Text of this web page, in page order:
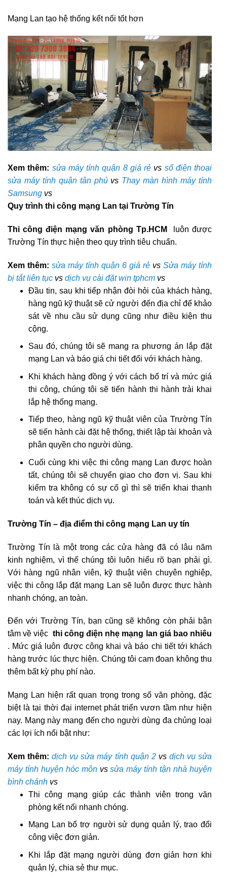
Mạng Lan tạo hệ thống kết nối tốt hơn
Xem thêm: sửa máy tính quận 8 giá rẻ vs số điện thoại
sửa máy tính quận tân phúvs Thay màn hình máy tính
Samsung vs
Quy trình thi công mạng Lan tại Trường Tín
Thi công điện mạng văn phòng Tp.HCM
luôn được
Trường Tín thực hiện theo quy trình tiêu chuẩn.
Xem thêm: sửa máy tính quận 6 giá rẻ vs Sửa máy tính
bị tắt liên tục vs dịch vụ cài đặt win tphcm vs
Đầu tin, sau khi tiếp nhận đòi hỏi của khách hàng,
hàng ngũ kỹ thuật sẽ cử người đến địa chỉ để khảo
sát về nhu cầu sử dụng cũng như điều kiện thu
cộng.
Sau đó, chúng tôi sẽ mang ra phương án lắp đặt
mạng Lan và báo giá chi tiết đối với khách hàng.
Khi khách hàng đồng ý với cách bố trí và mức giá
thi công, chúng tôi sẽ tiến hành thi hành trải khai
lắp hệ thống mạng.
Tiếp theo, hàng ngũ kỹ thuật viên của Trường Tín
sẽ tiến hành cài đặt hệ thống, thiết lập tài khoản và
phân quyền cho người dùng.
Cuối cùng khi việc thi công mạng Lan được hoàn
tất, chúng tôi sẽ chuyển giao cho đơn vị. Sau khi
kiểm tra không có sự cố gì thì sẽ triển khai thanh
toán và kết thúc dịch vụ.
Trường Tín – địa điểm thi công mạng Lan uy tín
Trường Tín là một trong các cửa hàng đã có lâu năm
kinh nghiệm, vì thế chúng tôi luôn hiểu rõ bạn phải gì.
Với hàng ngũ nhân viên, kỹ thuật viên chuyên nghiệp,
việc thi công lắp đặt mạng Lan sẽ luôn được thực hành
nhanh chóng, an toàn.
Đến với Trường Tín, bạn cũng sẽ không còn phải bận
tâm về việc thi công điện nhẹ mạng lan giá bao nhiêu
. Mức giá luôn được công khai và báo chi tiết tới khách
hàng trước lúc thực hiện. Chúng tôi cam đoan không thu
thêm bất kỳ phụ phí nào.
Mạng Lan hiện rất quan trọng trong số văn phòng, đặc
biệt là tại thời đại internet phát triển vươn tầm như hiện
nay. Mạng này mang đến cho người dùng đa chủng loại
các lợi ích nổi bật như:
Xem thêm: dịch vụ sửa máy tính quận 2vs dịch vụ sửa
máy tính huyện hóc mônvssửa máy tính tận nhà huyện
bình chánh vs
Thi công mạng giúp các thành viên trong văn
phòng kết nối nhanh chóng.
Mạng Lan bổ trợ người sử dụng quản lý, trao đổi
công việc đơn giản.
Khi lắp đặt mạng người dùng đơn giản hơn khi
quản lý, chia sẻ thư mục.